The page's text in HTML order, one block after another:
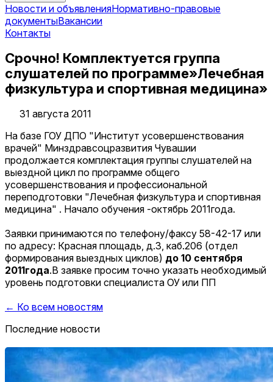
Новости и объявленияНормативно-правовые
документыВакансии
Контакты
Срочно! Комплектуется группа
слушателей по программе»Лечебная
физкультура и спортивная медицина»
31 августа 2011
На базе ГОУ ДПО "Институт усовершенствования
врачей" Минздравсоцразвития Чувашии
продолжается комплектация группы слушателей на
выездной цикл по программе общего
усовершенствования и профессиональной
переподготовки "Лечебная физкультура и спортивная
медицина" . Начало обучения -октябрь 2011года.
Заявки принимаются по телефону/факсу 58-42-17 или
по адресу: Красная площадь, д.3, каб.206 (отдел
формирования выездных циклов) до 10 сентября
2011года.В заявке просим точно указать необходимый
уровень подготовки специалиста ОУ или ПП
← Ко всем новостям
Последние новости